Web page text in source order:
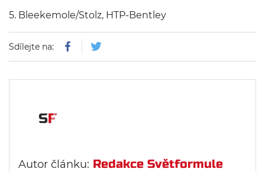
5. Bleekemole/Stolz, HTP-Bentley
Sdílejte na:
Autor článku: Redakce Světformule